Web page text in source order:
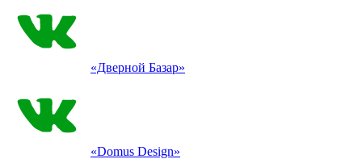
«Дверной Базар»
«Domus Design»